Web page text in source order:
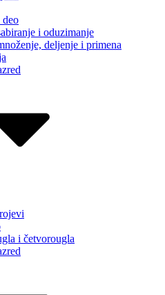
i oduzimanje
deljenje i primena
i četvorougla